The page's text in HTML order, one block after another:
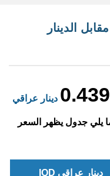
الدينار
0.439 دينار عراقي
يلي جدول يظهر السعر
دينار عراقي IQD